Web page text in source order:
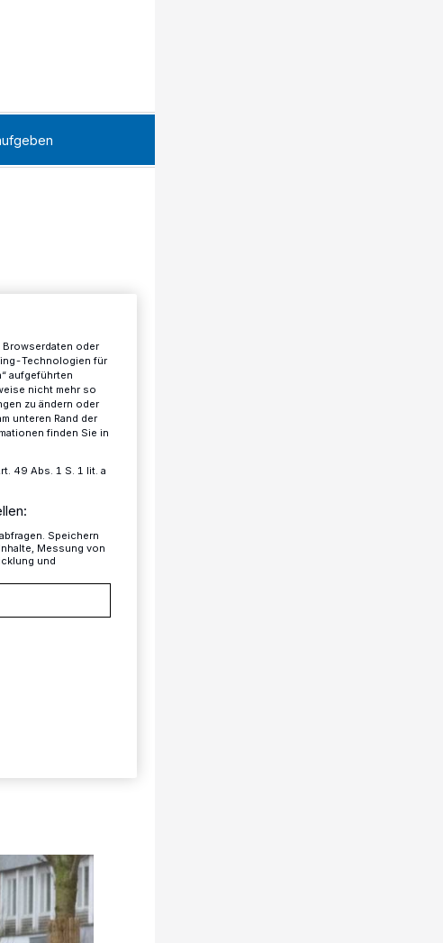
oder
Technologien für
aufgeführten
nicht mehr so
zu ändern oder
unteren Rand der
finden Sie in
49 Abs. 1 S. 1 lit. a
Speichern
Messung von
und